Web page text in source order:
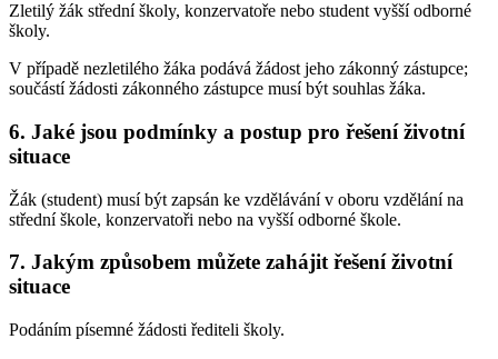
Zletilý žák střední školy, konzervatoře nebo student vyšší odborné
školy.
V případě nezletilého žáka podává žádost jeho zákonný zástupce;
součástí žádosti zákonného zástupce musí být souhlas žáka.
6. Jaké jsou podmínky a postup pro řešení životní
situace
Žák (student) musí být zapsán ke vzdělávání v oboru vzdělání na
střední škole, konzervatoři nebo na vyšší odborné škole.
7. Jakým způsobem můžete zahájit řešení životní
situace
Podáním písemné žádosti řediteli školy.